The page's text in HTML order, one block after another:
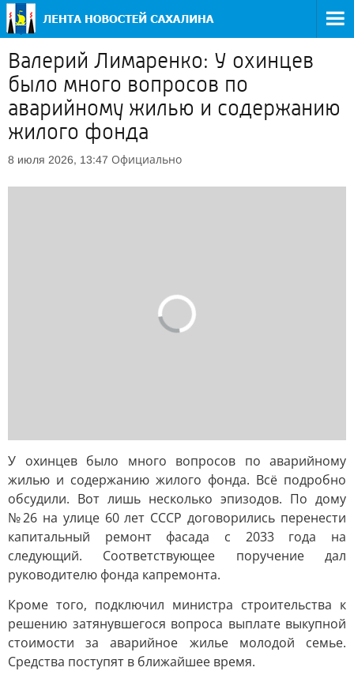
Валерий Лимаренко: У охинцев
было много вопросов по
аварийному жилью и содержанию
жилого фонда
8 июля 2026, 13:47 Официально
У охинцев было много вопросов по аварийному
жилью и содержанию жилого фонда. Всё подробно
обсудили. Вот лишь несколько эпизодов. По дому
№26 на улице 60 лет СССР договорились перенести
капитальный ремонт фасада с 2033 года на
следующий. Соответствующее поручение дал
руководителю фонда капремонта.
Кроме того, подключил министра строительства к
решению затянувшегося вопроса выплате выкупной
стоимости за аварийное жилье молодой семье.
Средства поступят в ближайшее время.